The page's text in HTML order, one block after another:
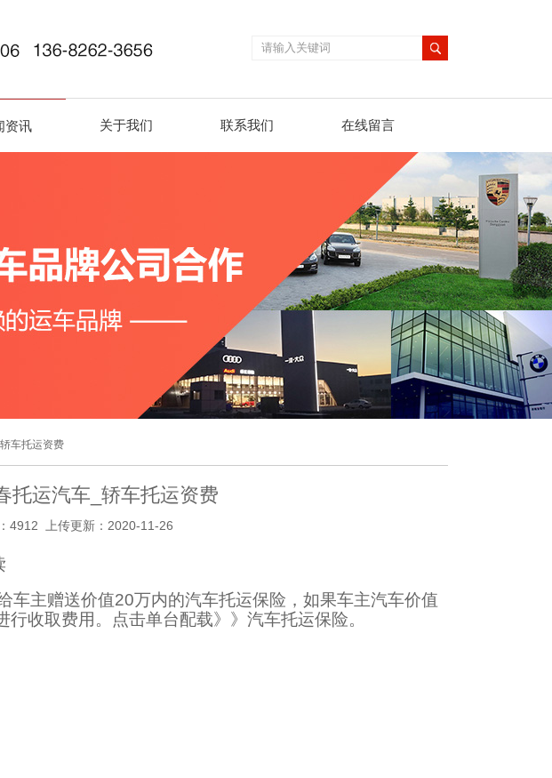
资讯 关于我们 联系我们 在线留言
车托运资费
托运汽车_轿车托运资费
4912 上传更新：2020-11-26
车主赠送价值20万内的汽车托运保险，如果车主汽车价值
收取费用。点击单台配载》》汽车托运保险。